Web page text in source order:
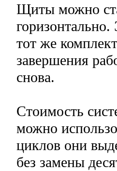
Щиты можно
тот же
завершения
снова.
Стоимость
можно
циклов они
без замены